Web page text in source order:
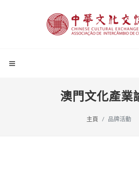
澳門文化產業
主頁 品牌活動